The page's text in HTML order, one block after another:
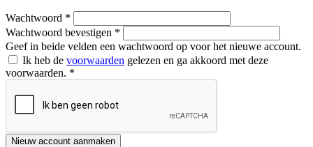
Wachtwoord *
Wachtwoord bevestigen *
Geef in beide velden een wachtwoord op voor het nieuwe account.
Ik heb de voorwaarden gelezen en ga akkoord met deze
voorwaarden. *
Nieuw account aanmaken